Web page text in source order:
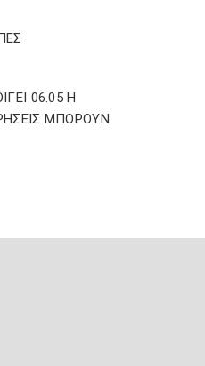
06.05 Η
ΜΠΟΡΟΥΝ